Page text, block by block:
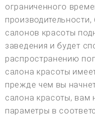
ограниченного
производительности,
салонов красоты
заведения и будет
распространению
салона красоты
прежде чем вы
салона красоты, вам
параметры в